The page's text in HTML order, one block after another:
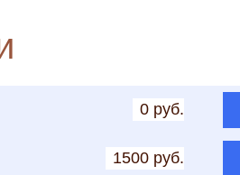
0 руб.
1500 руб.